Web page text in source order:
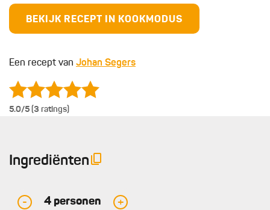
BEKIJK RECEPT IN KOOKMODUS
Een recept van Johan Segers
5.0/5 (3 ratings)
Ingrediënten
- 4 personen +